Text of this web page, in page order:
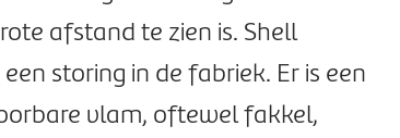
afstand te zien is. Shell
storing in de fabriek. Er is een
vlam, oftewel fakkel,